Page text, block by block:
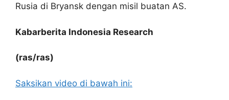
Rusia di Bryansk dengan misil buatan AS.
Kabarberita Indonesia Research
(ras/ras)
Saksikan video di bawah ini: